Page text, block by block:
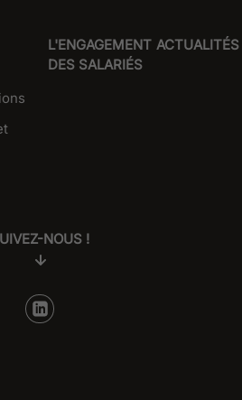
L'ENGAGEMENT
DES SALARIÉS
ACTUALITÉS
NOUS !